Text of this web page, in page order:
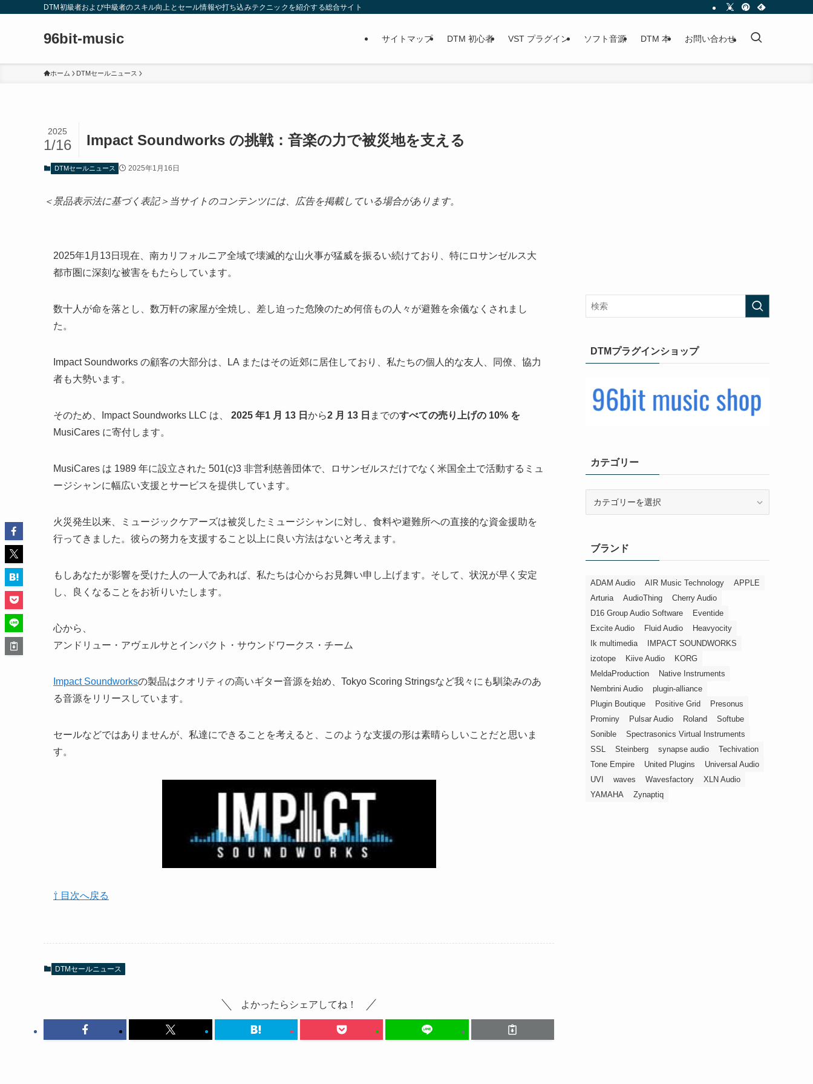
DTM初級者および中級者のスキル向上とセール情報や打ち込みテクニックを紹介する総合サイト
96bit-music サイトマップ DTM 初心者 VST プラグイン ソフト音源 DTM 本 お問い合わせ
ホーム DTMセールニュース
Impact Soundworks の挑戦：音楽の力で被災地を支える
2025
1/16
DTMセールニュース 2025年1月16日
＜景品表示法に基づく表記＞当サイトのコンテンツには、広告を掲載している場合があります。
2025年1月13日現在、南カリフォルニア全域で壊滅的な山火事が猛威を振るい続けており、特にロサンゼルス大
都市圏に深刻な被害をもたらしています。
数十人が命を落とし、数万軒の家屋が全焼し、差し迫った危険のため何倍もの人々が避難を余儀なくされまし
た。
Impact Soundworks の顧客の大部分は、LA またはその近郊に居住しており、私たちの個人的な友人、同僚、協力
者も大勢います。
そのため、Impact Soundworks LLC は、 2025 年1 月 13 日 から2 月 13 日 までのすべての売り上げの 10% を
MusiCares に寄付します。
MusiCares は 1989 年に設立された 501(c)3 非営利慈善団体で、ロサンゼルスだけでなく米国全土で活動するミュ
ージシャンに幅広い支援とサービスを提供しています。
火災発生以来、ミュージックケアーズは被災したミュージシャンに対し、食料や避難所への直接的な資金援助を
行ってきました。彼らの努力を支援すること以上に良い方法はないと考えます。
もしあなたが影響を受けた人の一人であれば、私たちは心からお見舞い申し上げます。そして、状況が早く安定
し、良くなることをお祈りいたします。
心から、
アンドリュー・アヴェルサとインパクト・サウンドワークス・チーム
Impact Soundworksの製品はクオリティの高いギター音源を始め、Tokyo Scoring Stringsなど我々にも馴染みのあ
る音源をリリースしています。
セールなどではありませんが、私達にできることを考えると、このような支援の形は素晴らしいことだと思いま
す。
⇧ 目次へ戻る
DTMセールニュース
よかったらシェアしてね！
DTMプラグインショップ
カテゴリー
ーブランド
ADAM Audio AIR Music Technology
APPLE
Arturia
AudioThing
Cherry Audio
D16 Group Audio Software
Eventide
Excite Audio
Fluid Audio
Heavyocity
Ik multimedia
IMPACT SOUNDWORKS
izotope
Kiive Audio
KORG
MeldaProduction
Native Instruments
Nembrini Audio
plugin-alliance
Plugin Boutique
Positive Grid
Presonus
Prominy
Pulsar Audio Roland
Softube
Sonible
Spectrasonics Virtual Instruments
SSL
Steinberg synapse audio
Techivation
Tone Empire
United Plugins
Universal Audio
UVI
waves Wavesfactory
XLN Audio
YAMAHA
Zynaptiq